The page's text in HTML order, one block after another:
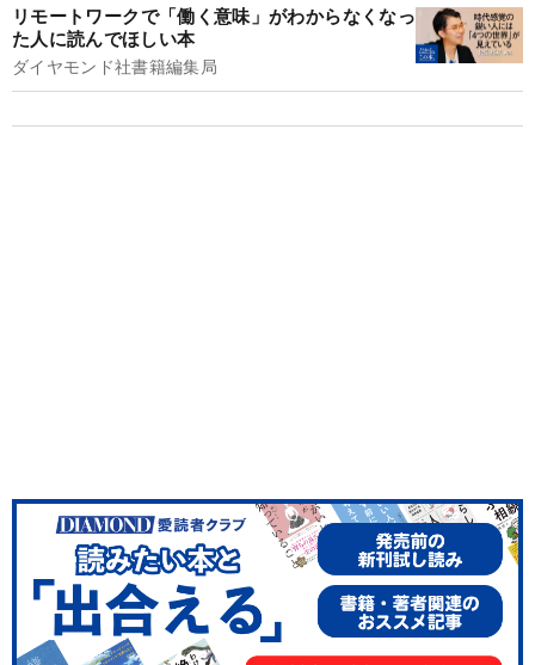
リモートワークで「働く意味」がわからなくなっ
た人に読んでほしい本
ダイヤモンド社書籍編集局